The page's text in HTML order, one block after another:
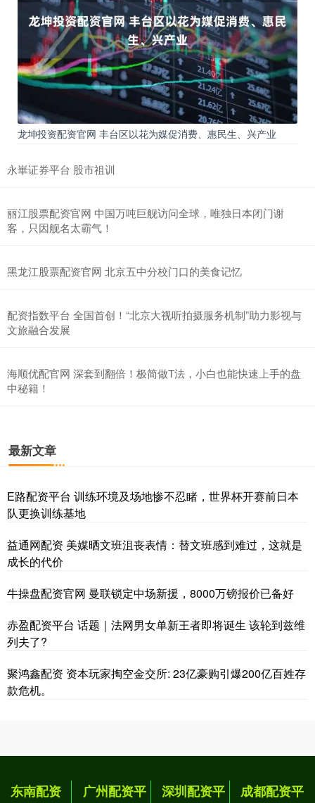
龙坤投资配资官网 丰台区以花为媒促消费、惠民生、兴产业
永崋证券平台 股市祖训
丽江股票配资官网 中国万吨巨舰访问全球，唯独日本闭门谢
客，只因舰名太霸气！
黑龙江股票配资官网 北京五中分校门口的美食记忆
配资指数平台 全国首创！“北京大视听拍摄服务机制”助力影视与
文旅融合发展
海顺优配官网 深套到翻倍！极简做T法，小白也能快速上手的盘
中秘籍！
最新文章
E路配资平台 训练环境及场地惨不忍睹，世界杯开赛前日本
队更换训练基地
益通网配资 美媒晒文班沮丧表情：替文班感到难过，这就是
成长的代价
牛操盘配资官网 曼联锁定中场新援，8000万镑报价已备好
赤盈配资平台 话题｜法网男女单新王者即将诞生 该轮到兹维
列夫了?
聚鸿鑫配资 资本玩家掏空金交所: 23亿豪购引爆200亿百姓存
款危机。
东南配资
广州配资平
深圳配资平
成都配资平